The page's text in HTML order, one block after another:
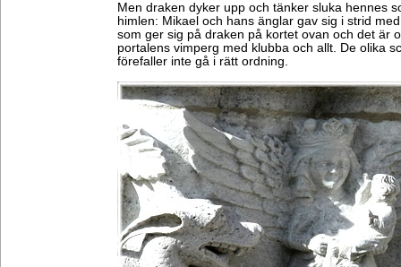
Men draken dyker upp och tänker sluka hennes
himlen: Mikael och hans änglar gav sig i strid
som ger sig på draken på kortet ovan och det är
portalens vimperg med klubba och allt. De olika
förefaller inte gå i rätt ordning.